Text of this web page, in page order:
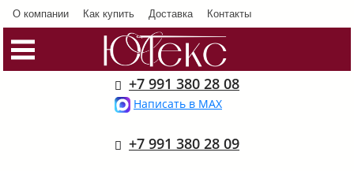
О компании Как купить Доставка Контакты
+7 991 380 28 08
Написать в MAX
+7 991 380 28 09